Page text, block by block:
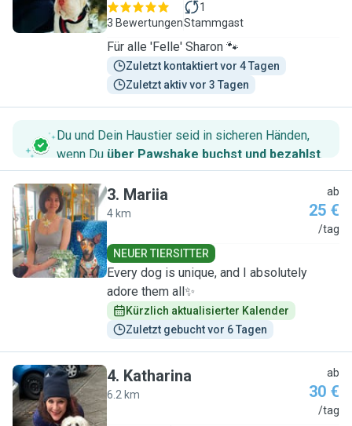
3 Bewertungen
1
Stammgast
Für alle 'Felle' Sharon 🐾
Zuletzt kontaktiert vor 4 Tagen
Zuletzt aktiv vor 3 Tagen
Du und Dein Haustier seid in sicheren Händen,
wenn Du über Pawshake buchst und bezahlst.
M
3. Mariia
4 km
ab
25 €
/tag
NEUER TIERSITTER
Every dog is unique, and I absolutely
adore them all✨
Kürzlich aktualisierter Kalender
Zuletzt gebucht vor 6 Tagen
K
4. Katharina
6.2 km
ab
30 €
/tag